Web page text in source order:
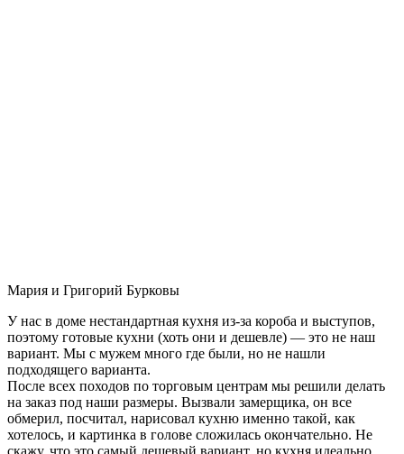
Мария и Григорий Бурковы
У нас в доме нестандартная кухня из-за короба и выступов,
поэтому готовые кухни (хоть они и дешевле) — это не наш
вариант. Мы с мужем много где были, но не нашли
подходящего варианта.
После всех походов по торговым центрам мы решили делать
на заказ под наши размеры. Вызвали замерщика, он все
обмерил, посчитал, нарисовал кухню именно такой, как
хотелось, и картинка в голове сложилась окончательно. Не
скажу, что это самый дешевый вариант, но кухня идеально